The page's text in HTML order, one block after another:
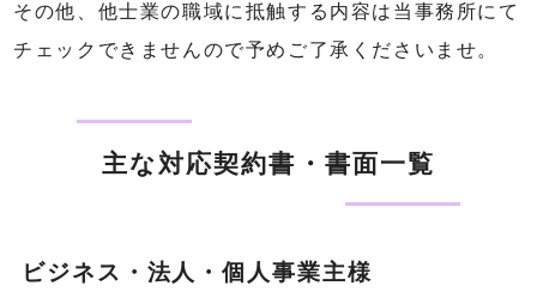
その他、他士業の職域に抵触する内容は当事務所にて
チェックできませんので予めご了承くださいませ。
主な対応契約書・書面一覧
ビジネス・法人・個人事業主様